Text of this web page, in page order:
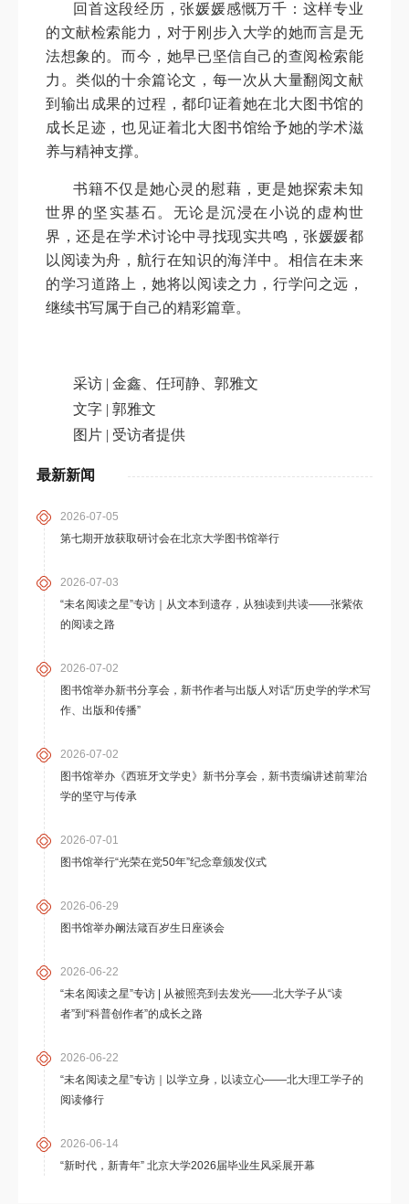
最新新闻
2026-07-05
第七期开放获取研讨会在北京大学图书馆举行
2026-07-03
“未名阅读之星”专访｜从文本到遗存，从独读到共读——张紫依
的阅读之路
2026-07-02
图书馆举办新书分享会，新书作者与出版人对话“历史学的学术写
作、出版和传播”
2026-07-02
图书馆举办《西班牙文学史》新书分享会，新书责编讲述前辈治
学的坚守与传承
2026-07-01
图书馆举行“光荣在党50年”纪念章颁发仪式
2026-06-29
图书馆举办阚法箴百岁生日座谈会
2026-06-22
“未名阅读之星”专访 | 从被照亮到去发光——北大学子从“读
者”到“科普创作者”的成长之路
2026-06-22
“未名阅读之星”专访｜以学立身，以读立心——北大理工学子的
阅读修行
2026-06-14
“新时代，新青年” 北京大学2026届毕业生风采展开幕
回首这段经历，张媛媛感慨万千：这样专业
的文献检索能力，对于刚步入大学的她而言是无
法想象的。而今，她早已坚信自己的查阅检索能
力。类似的十余篇论文，每一次从大量翻阅文献
到输出成果的过程，都印证着她在北大图书馆的
成长足迹，也见证着北大图书馆给予她的学术滋
养与精神支撑。
书籍不仅是她心灵的慰藉，更是她探索未知
世界的坚实基石。无论是沉浸在小说的虚构世
界，还是在学术讨论中寻找现实共鸣，张媛媛都
以阅读为舟，航行在知识的海洋中。相信在未来
的学习道路上，她将以阅读之力，行学问之远，
继续书写属于自己的精彩篇章。
采访 | 金鑫、任珂静、郭雅文
文字 | 郭雅文
图片 | 受访者提供